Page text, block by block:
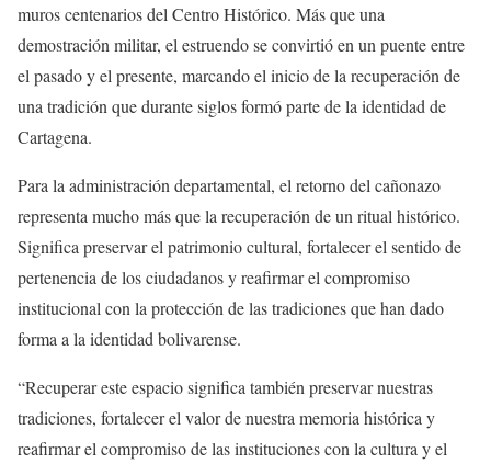
muros centenarios del Centro Histórico. Más que una
demostración militar, el estruendo se convirtió en un puente entre
el pasado y el presente, marcando el inicio de la recuperación de
una tradición que durante siglos formó parte de la identidad de
Cartagena.
Para la administración departamental, el retorno del cañonazo
representa mucho más que la recuperación de un ritual histórico.
Significa preservar el patrimonio cultural, fortalecer el sentido de
pertenencia de los ciudadanos y reafirmar el compromiso
institucional con la protección de las tradiciones que han dado
forma a la identidad bolivarense.
“Recuperar este espacio significa también preservar nuestras
tradiciones, fortalecer el valor de nuestra memoria histórica y
reafirmar el compromiso de las instituciones con la cultura y el